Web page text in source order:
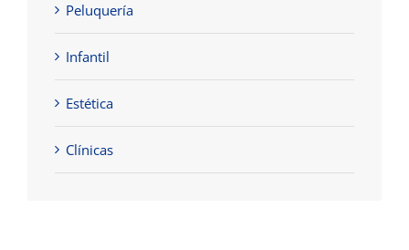
Peluquería
Infantil
Estética
Clínicas